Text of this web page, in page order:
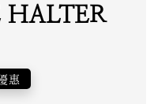
HALTER
惠